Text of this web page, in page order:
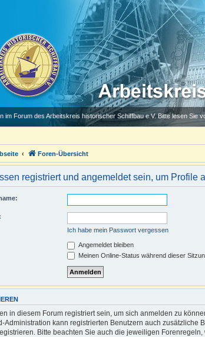
im Forum des Arbeitskreis historischer Schiffbau e.V. Bitte lesen Sie
Foren-Übersicht
registriert und angemeldet sein, um Profile
Ich habe mein Passwort vergessen
Angemeldet bleiben
Meinen Online-Status während dieser
in diesem Forum registriert sein, um sich anmelden zu
Administration kann registrierten Benutzern auch
Bitte beachten Sie auch die jeweiligen